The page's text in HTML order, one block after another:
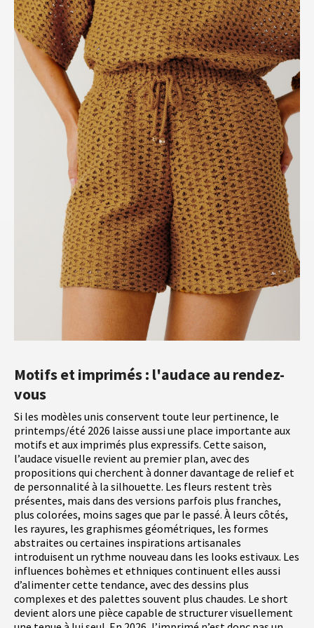
Motifs et imprimés : l'audace au rendez-
vous
Si les modèles unis conservent toute leur pertinence, le
printemps/été 2026 laisse aussi une place importante aux
motifs et aux imprimés plus expressifs. Cette saison,
l’audace visuelle revient au premier plan, avec des
propositions qui cherchent à donner davantage de relief et
de personnalité à la silhouette. Les fleurs restent très
présentes, mais dans des versions parfois plus franches,
plus colorées, moins sages que par le passé. À leurs côtés,
les rayures, les graphismes géométriques, les formes
abstraites ou certaines inspirations artisanales
introduisent un rythme nouveau dans les looks estivaux. Les
influences bohèmes et ethniques continuent elles aussi
d’alimenter cette tendance, avec des dessins plus
complexes et des palettes souvent plus chaudes. Le short
devient alors une pièce capable de structurer visuellement